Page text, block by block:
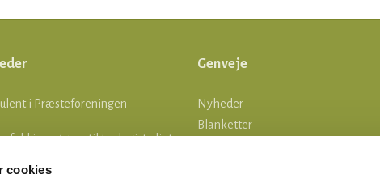
cookies
i Præsteforeningen
fald i ansøgere til teologistudiet
Genveje
Nyheder
Blanketter